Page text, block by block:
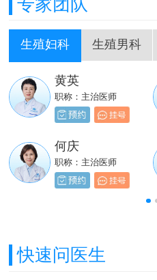
生殖妇科 生殖男科
黄英
职称：主治医师
何庆
职称：主治医师
刘嵩
职称：主治医师
贺必新
职称：主治医师
快速问医生